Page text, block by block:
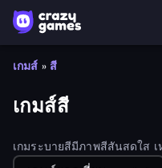
เกมส์ » สี
เกมส์สี
เกมระบายสีมีภาพสีสันสดใส
สนุกสนาน เลือกชมคอลเลกชั